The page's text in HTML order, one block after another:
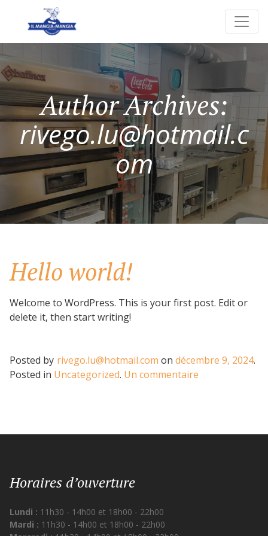
Author Archives:
rivego.lu@hotmail.c
om
Hello world!
Welcome to WordPress. This is your first post. Edit or
delete it, then start writing!
Posted by rivego.lu@hotmail.com on décembre 9, 2024.
Posted in Uncategorized. Un commentaire
Horaires d’ouverture
Lundi : 11h30 - 14h00 et 18h00 - 22h00
Mardi : 11h30 - 14h00 et 18h00 - 22h00